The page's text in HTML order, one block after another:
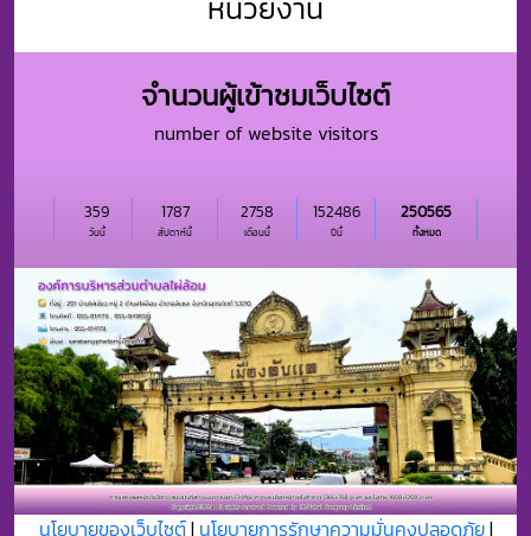
จำนวนผู้เข้าชมเว็บไซต์
number of website visitors
วันนี้
359
สัปดาห์นี้
1787
เดือนนี้
2758
ปีนี้
152486
ทั้งหมด
250565
นโยบายของเว็บไซต์| นโยบายการรักษาความมั่นคงปลอดภัย|